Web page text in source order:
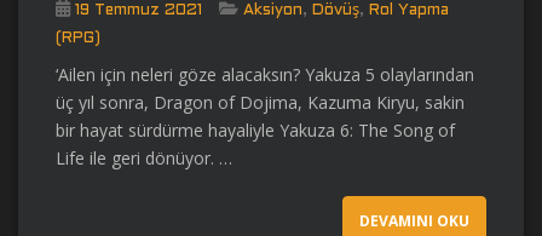
19 Temmuz 2021 Aksiyon, Dövüş, Rol Yapma
(RPG)
‘Ailen için neleri göze alacaksın? Yakuza 5 olaylarından
üç yıl sonra, Dragon of Dojima, Kazuma Kiryu, sakin
bir hayat sürdürme hayaliyle Yakuza 6: The Song of
Life ile geri dönüyor. …
DEVAMINI OKU